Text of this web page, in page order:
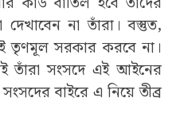
না তাঁরা। বস্তুত,
তৃণমূল সরকার করবে না।
তাঁরা সংসদে এই আইনের
বাইরে এ নিয়ে তীব্র